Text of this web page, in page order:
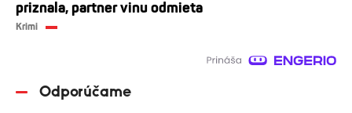
priznala, partner vinu odmieta
Krimi
Odporúčame